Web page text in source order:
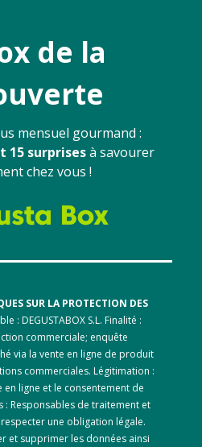
de la
mensuel gourmand :
15 surprisesà savourer
chez vous !
SUR LA PROTECTION DES
: DEGUSTABOX S.L. Finalité :
commerciale; enquête
via la vente en ligne de produit
commerciales. Légitimation :
en ligne et le consentement de
: Responsables de traitement et
une obligation légale.
et supprimer les données ainsi